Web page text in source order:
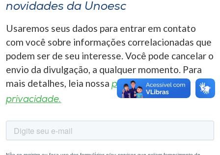
novidades da Unoesc
Usaremos seus dados para entrar em contato
com você sobre informações correlacionadas que
podem ser de seu interesse. Você pode cancelar o
envio da divulgação, a qualquer momento. Para
mais detalhes, leia nossa política de
privacidade.